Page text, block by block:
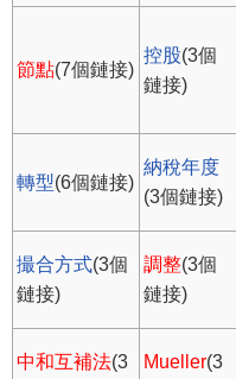
節點(7個鏈接)
控股(3個
鏈接)
轉型(6個鏈接)
納稅年度
(3個鏈接)
撮合方式(3個
鏈接)
調整(3個
鏈接)
中和互補法(3
Mueller(3